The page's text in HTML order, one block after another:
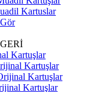
Kartuslar
GERİ
Kartuşlar
Kartuşlar
Kartuşlar
Kartuşlar